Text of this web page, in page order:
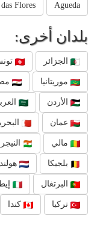
Agueda
Flores
بلدان أخرى:
الجزائر
موريتانيا
الأردن
عمان
مالي النيجر
بلجيكا هولندا
البرتغال
تركيا كندا